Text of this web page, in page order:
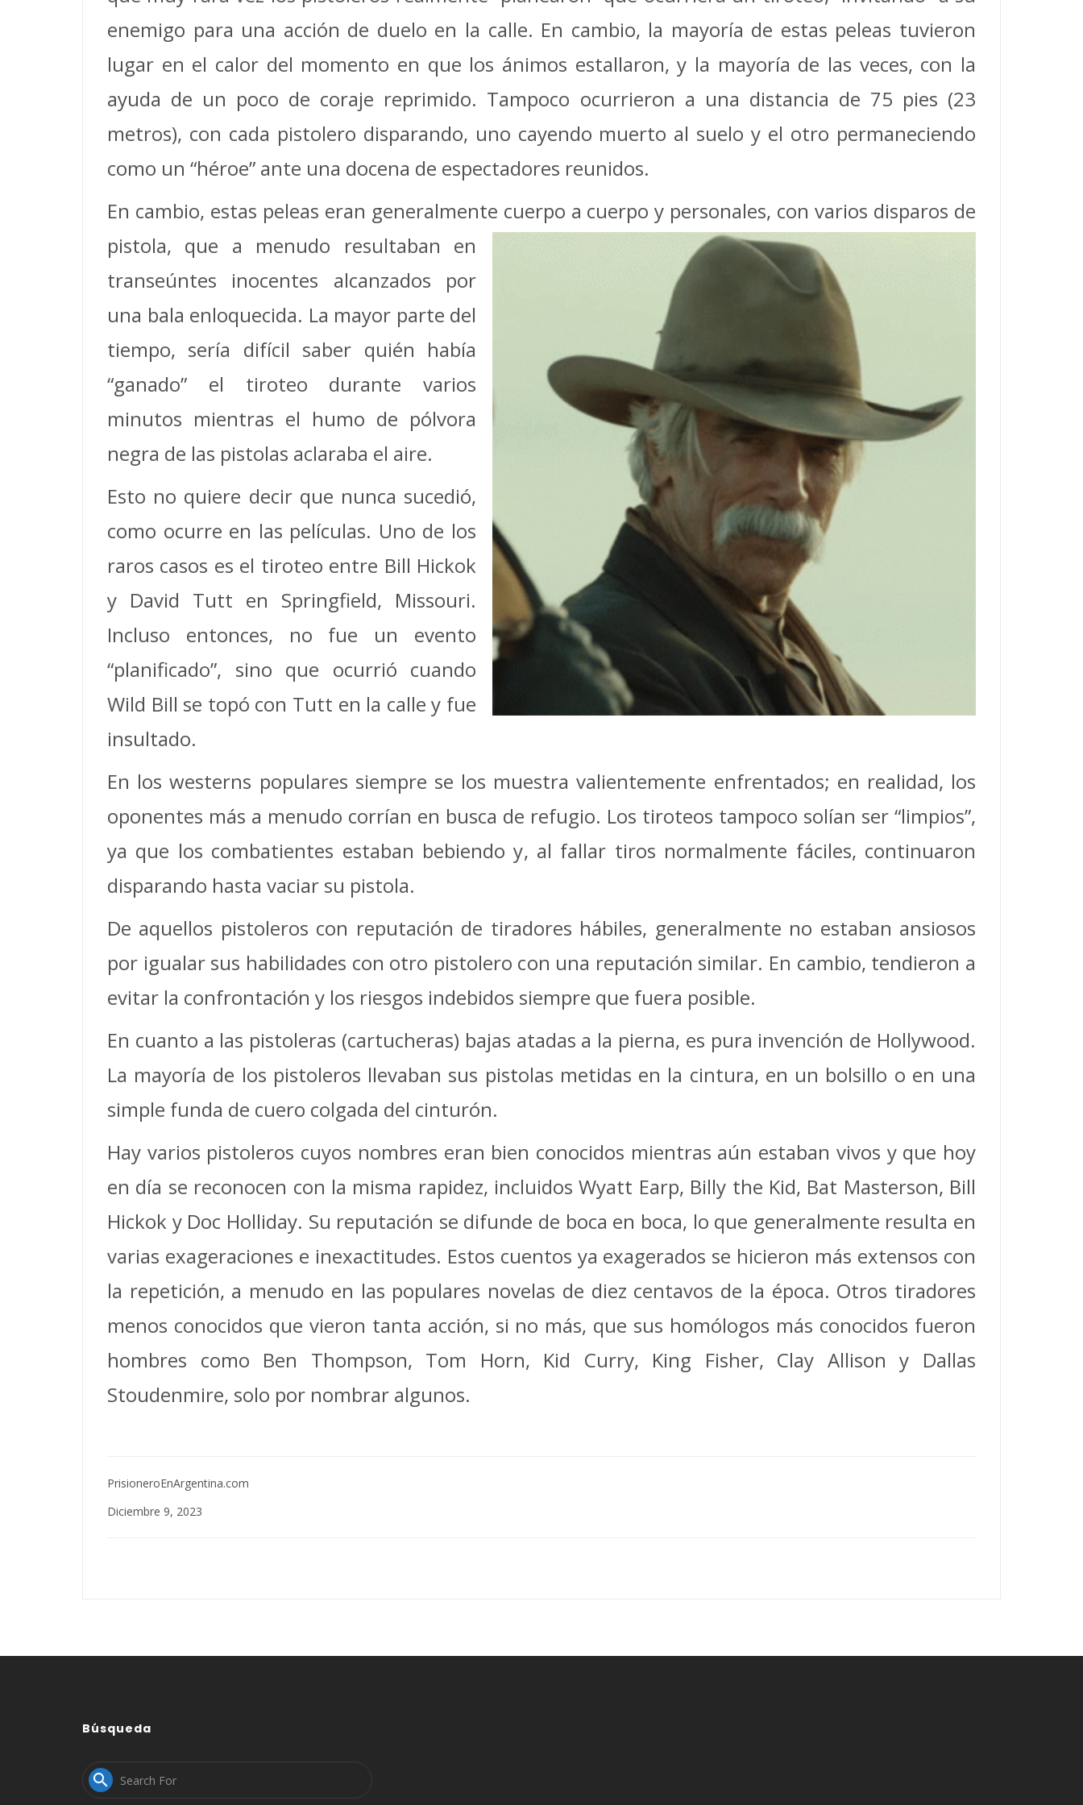
enemigo para una acción de duelo en la calle. En cambio, la mayoría de estas peleas tuvieron
lugar en el calor del momento en que los ánimos estallaron, y la mayoría de las veces, con la
ayuda de un poco de coraje reprimido. Tampoco ocurrieron a una distancia de 75 pies (23
metros), con cada pistolero disparando, uno cayendo muerto al suelo y el otro permaneciendo
como un “héroe” ante una docena de espectadores reunidos.
En cambio, estas peleas eran generalmente cuerpo a cuerpo y personales, con varios disparos de
pistola, que a menudo resultaban en
transeúntes inocentes alcanzados por
una bala enloquecida. La mayor parte del
tiempo, sería difícil saber quién había
“ganado” el tiroteo durante varios
minutos mientras el humo de pólvora
negra de las pistolas aclaraba el aire.
Esto no quiere decir que nunca sucedió,
como ocurre en las películas. Uno de los
raros casos es el tiroteo entre Bill Hickok
y David Tutt en Springfield, Missouri.
Incluso entonces, no fue un evento
“planificado”, sino que ocurrió cuando
Wild Bill se topó con Tutt en la calle y fue
insultado.
En los westerns populares siempre se los muestra valientemente enfrentados; en realidad, los
oponentes más a menudo corrían en busca de refugio. Los tiroteos tampoco solían ser “limpios”,
ya que los combatientes estaban bebiendo y, al fallar tiros normalmente fáciles, continuaron
disparando hasta vaciar su pistola.
De aquellos pistoleros con reputación de tiradores hábiles, generalmente no estaban ansiosos
por igualar sus habilidades con otro pistolero con una reputación similar. En cambio, tendieron a
evitar la confrontación y los riesgos indebidos siempre que fuera posible.
En cuanto a las pistoleras (cartucheras) bajas atadas a la pierna, es pura invención de Hollywood.
La mayoría de los pistoleros llevaban sus pistolas metidas en la cintura, en un bolsillo o en una
simple funda de cuero colgada del cinturón.
Hay varios pistoleros cuyos nombres eran bien conocidos mientras aún estaban vivos y que hoy
en día se reconocen con la misma rapidez, incluidos Wyatt Earp, Billy the Kid, Bat Masterson, Bill
Hickok y Doc Holliday. Su reputación se difunde de boca en boca, lo que generalmente resulta en
varias exageraciones e inexactitudes. Estos cuentos ya exagerados se hicieron más extensos con
la repetición, a menudo en las populares novelas de diez centavos de la época. Otros tiradores
menos conocidos que vieron tanta acción, si no más, que sus homólogos más conocidos fueron
hombres como Ben Thompson, Tom Horn, Kid Curry, King Fisher, Clay Allison y Dallas
Stoudenmire, solo por nombrar algunos.
PrisioneroEnArgentina.com
Diciembre 9, 2023
Búsqueda
